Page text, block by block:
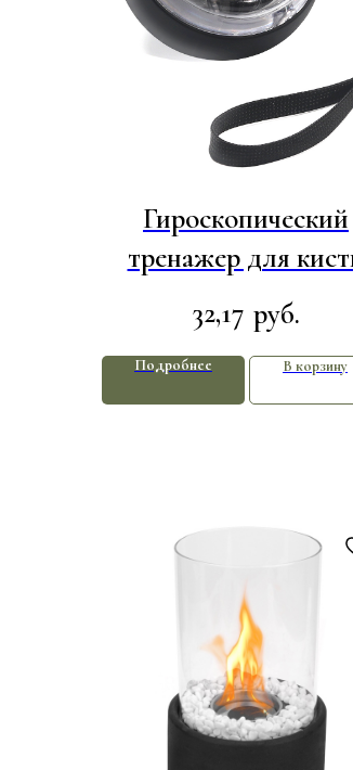
Гироскопический
тренажер для
руки Powerball,
прозрачный
32,17 руб.
Подробнее В корзину